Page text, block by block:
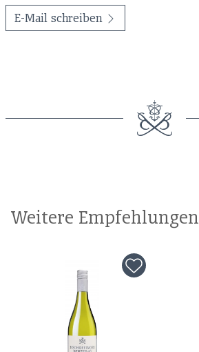
E-Mail schreiben
Weitere Empfehlungen